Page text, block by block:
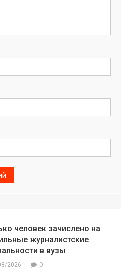
человек зачислено на
журналистские
в вузы
2026 0